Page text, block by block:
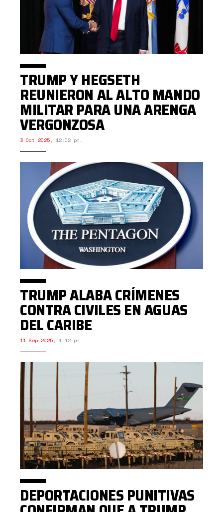
TRUMP Y HEGSETH
REUNIERON AL ALTO MANDO
MILITAR PARA UNA ARENGA
VERGONZOSA
3 Oct 2025, 12:02 pm.
TRUMP ALABA CRÍMENES
CONTRA CIVILES EN AGUAS
DEL CARIBE
11 Sep 2025, 1:12 pm.
DEPORTACIONES PUNITIVAS